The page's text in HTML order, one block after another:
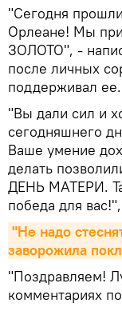
"Сегодня
Орлеане! Мы
ЗОЛОТО", -
после личных
поддерживал ее.
"Вы дали сил и
сегодняшнего
Ваше умение
делать
ДЕНЬ МАТЕРИ.
победа для
"Не надо
заворожила
"Поздравляем!
комментариях